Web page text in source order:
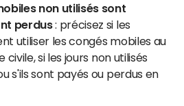
non utilisés sont
perdus: précisez si les
utiliser les congés mobiles au
civile, si les jours non utilisés
s'ils sont payés ou perdus en